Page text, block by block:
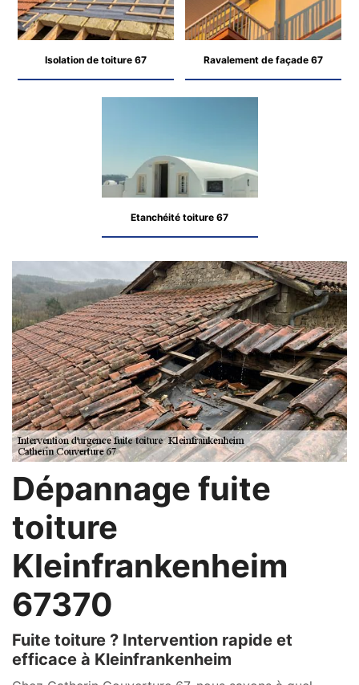
Isolation de toiture 67 Ravalement de façade 67
Etanchéité toiture 67
Dépannage fuite
toiture
Kleinfrankenheim
67370
Fuite toiture ? Intervention rapide et
efficace à Kleinfrankenheim